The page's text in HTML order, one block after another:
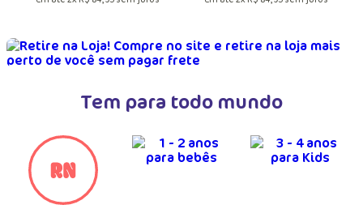
Tem para todo mundo